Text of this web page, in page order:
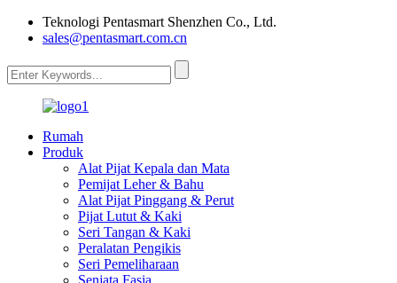
Teknologi Pentasmart Shenzhen Co., Ltd.
sales@pentasmart.com.cn
Rumah
Produk
Alat Pijat Kepala dan Mata
Pemijat Leher & Bahu
Alat Pijat Pinggang & Perut
Pijat Lutut & Kaki
Seri Tangan & Kaki
Peralatan Pengikis
Seri Pemeliharaan
Senjata Fasia